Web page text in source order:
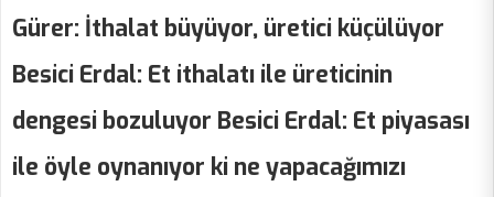
Gürer: İthalat büyüyor, üretici küçülüyor
Besici Erdal: Et ithalatı ile üreticinin
dengesi bozuluyor Besici Erdal: Et piyasası
ile öyle oynanıyor ki ne yapacağımızı